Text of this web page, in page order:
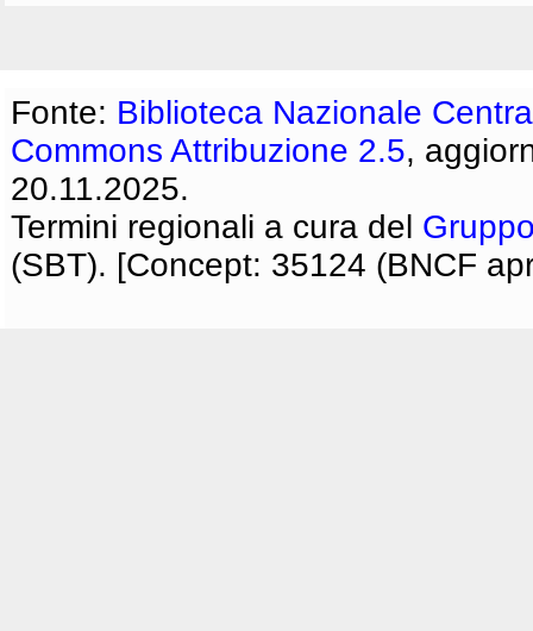
Fonte: Biblioteca Nazionale
Commons Attribuzione 2.5,
20.11.2025.
Termini regionali a cura del
(SBT). [Concept: 35124 (BNCF